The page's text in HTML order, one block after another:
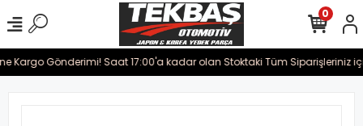
Kargo Gönderimi! Saat 17:00'a kadar olan Stoktaki Tüm Siparişleriniz
0